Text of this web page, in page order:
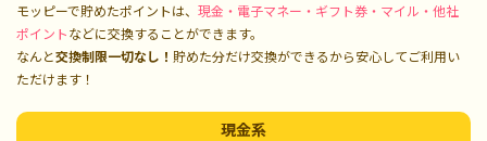
モッピーで貯めたポイントは、 現金・電子マネー・ギフト券・マイル・他社
ポイントなどに交換することができます。
なんと交換制限一切なし！ 貯めた分だけ交換ができるから安心してご利用い
ただけます！
現金系